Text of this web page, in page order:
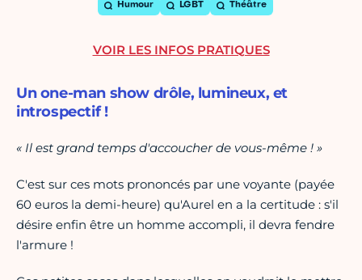
Humour LGBT Théâtre
Un one-man show drôle, lumineux, et
introspectif !
« Il est grand temps d'accoucher de vous-même ! »
C'est sur ces mots prononcés par une voyante (payée
60 euros la demi-heure) qu'Aurel en a la certitude : s'il
désire enfin être un homme accompli, il devra fendre
l'armure !
VOIR LES INFOS PRATIQUES